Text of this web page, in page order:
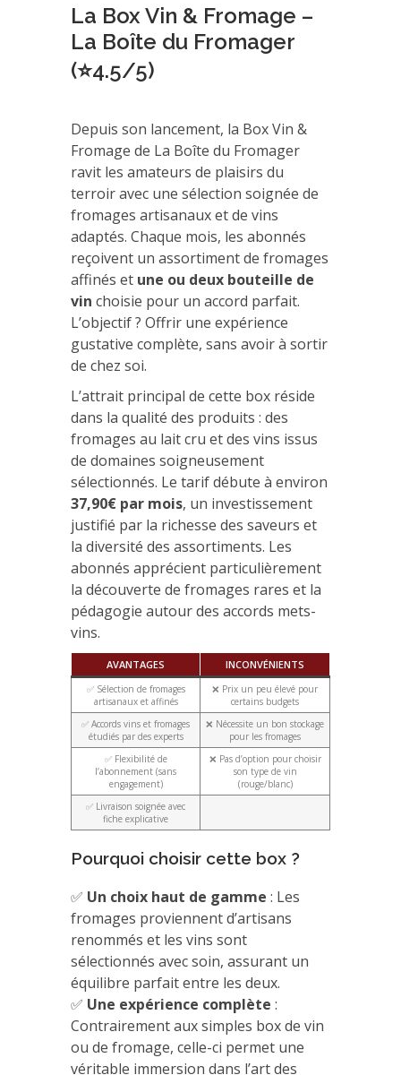
La Box Vin & Fromage –
La Boîte du Fromager
(⭐4.5/5)
Depuis son lancement, la Box Vin &
Fromage de La Boîte du Fromager
ravit les amateurs de plaisirs du
terroir avec une sélection soignée de
fromages artisanaux et de vins
adaptés. Chaque mois, les abonnés
reçoivent un assortiment de fromages
affinés et une ou deux bouteille de
vin choisie pour un accord parfait.
L’objectif ? Offrir une expérience
gustative complète, sans avoir à sortir
de chez soi.
L’attrait principal de cette box réside
dans la qualité des produits : des
fromages au lait cru et des vins issus
de domaines soigneusement
sélectionnés. Le tarif débute à environ
37,90€ par mois, un investissement
justifié par la richesse des saveurs et
la diversité des assortiments. Les
abonnés apprécient particulièrement
la découverte de fromages rares et la
pédagogie autour des accords mets-
vins.
AVANTAGES INCONVÉNIENTS
✅ Sélection de fromages
artisanaux et affinés
❌ Prix un peu élevé pour
certains budgets
✅ Accords vins et fromages
étudiés par des experts
❌ Nécessite un bon stockage
pour les fromages
✅ Flexibilité de
l’abonnement (sans
engagement)
❌ Pas d’option pour choisir
son type de vin
(rouge/blanc)
✅ Livraison soignée avec
fiche explicative
Pourquoi choisir cette box ?
✅ Un choix haut de gamme : Les
fromages proviennent d’artisans
renommés et les vins sont
sélectionnés avec soin, assurant un
équilibre parfait entre les deux.
✅ Une expérience complète :
Contrairement aux simples box de vin
ou de fromage, celle-ci permet une
véritable immersion dans l’art des